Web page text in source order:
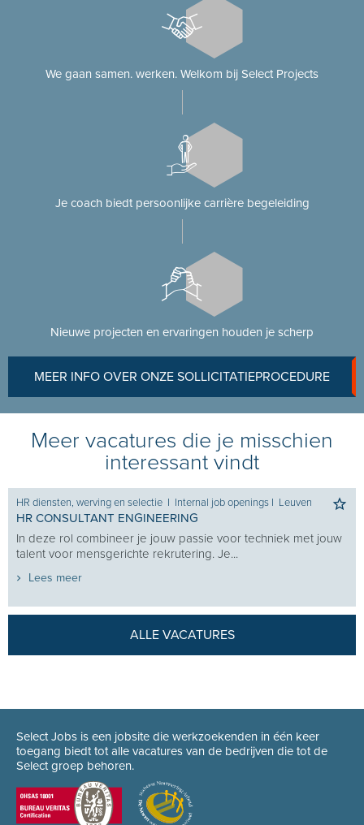
We gaan samen. werken. Welkom bij Select Projects
Je coach biedt persoonlijke carrière begeleiding
Nieuwe projecten en ervaringen houden je scherp
MEER INFO OVER ONZE SOLLICITATIEPROCEDURE
Meer vacatures die je misschien
interessant vindt
HR diensten, werving en selectie I Internal job openings I Leuven
HR CONSULTANT ENGINEERING
In deze rol combineer je jouw passie voor techniek met jouw
talent voor mensgerichte rekrutering. Je...
Lees meer
ALLE VACATURES
Select Jobs is een jobsite die werkzoekenden in één keer
toegang biedt tot alle vacatures van de bedrijven die tot de
Select groep behoren.